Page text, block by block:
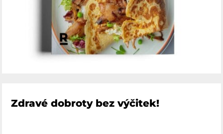
Zdravé dobroty bez výčitek!